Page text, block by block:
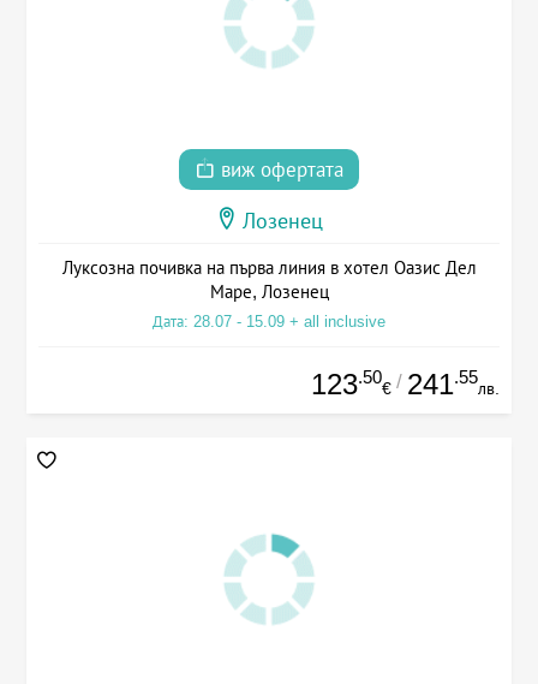
виж офертата
Лозенец
Луксозна почивка на първа линия в хотел Оазис Дел
Маре, Лозенец
Дата: 28.07 - 15.09 + all inclusive
123.50
€ / 241.55
лв.